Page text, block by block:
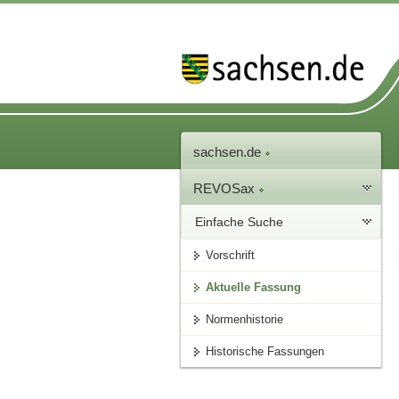
sachsen.de
REVOSax
Einfache Suche
Vorschrift
Aktuelle Fassung
Normenhistorie
Historische Fassungen